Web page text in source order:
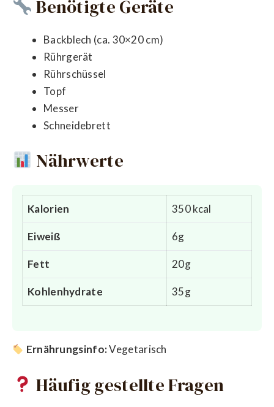
Benötigte Geräte
Backblech (ca. 30×20 cm)
Rührgerät
Rührschüssel
Topf
Messer
Schneidebrett
Nährwerte
Kalorien 350 kcal
Eiweiß 6g
Fett 20g
Kohlenhydrate 35g
Ernährungsinfo:Vegetarisch
Häufig gestellte Fragen